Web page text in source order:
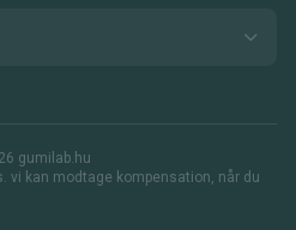
gumilab.hu
vi kan modtage kompensation, når du